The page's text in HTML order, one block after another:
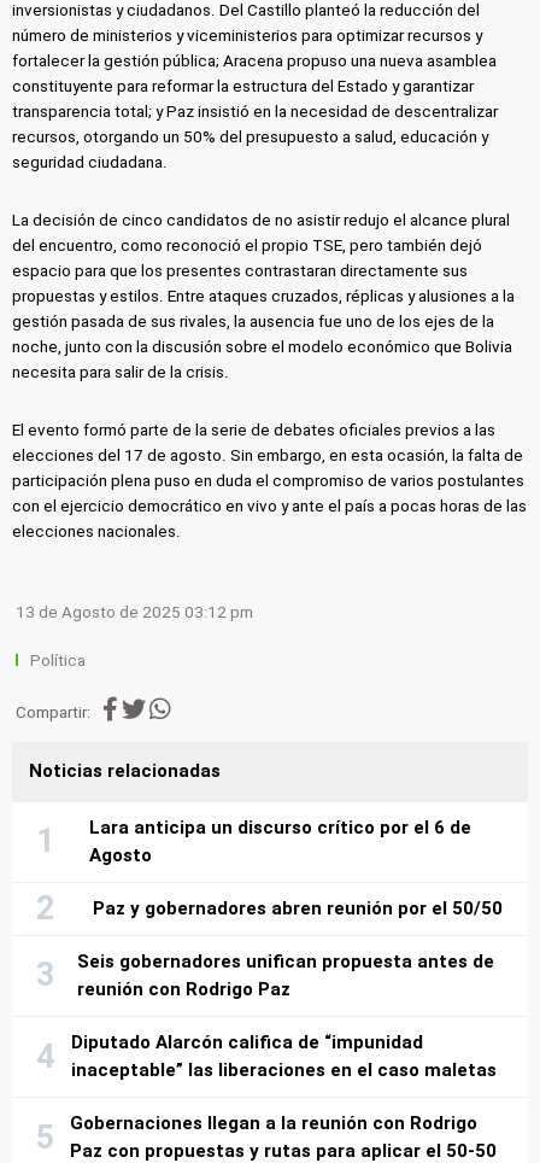
inversionistas y ciudadanos. Del Castillo planteó la reducción del
número de ministerios y viceministerios para optimizar recursos y
fortalecer la gestión pública; Aracena propuso una nueva asamblea
constituyente para reformar la estructura del Estado y garantizar
transparencia total; y Paz insistió en la necesidad de descentralizar
recursos, otorgando un 50% del presupuesto a salud, educación y
seguridad ciudadana.
La decisión de cinco candidatos de no asistir redujo el alcance plural
del encuentro, como reconoció el propio TSE, pero también dejó
espacio para que los presentes contrastaran directamente sus
propuestas y estilos. Entre ataques cruzados, réplicas y alusiones a la
gestión pasada de sus rivales, la ausencia fue uno de los ejes de la
noche, junto con la discusión sobre el modelo económico que Bolivia
necesita para salir de la crisis.
El evento formó parte de la serie de debates oficiales previos a las
elecciones del 17 de agosto. Sin embargo, en esta ocasión, la falta de
participación plena puso en duda el compromiso de varios postulantes
con el ejercicio democrático en vivo y ante el país a pocas horas de las
elecciones nacionales.
13 de Agosto de 2025 03:12 pm
Política
Compartir:
Noticias relacionadas
Lara anticipa un discurso crítico por el 6 de
Agosto
Paz y gobernadores abren reunión por el 50/50
Seis gobernadores unifican propuesta antes de
reunión con Rodrigo Paz
Diputado Alarcón califica de “impunidad
inaceptable” las liberaciones en el caso maletas
Gobernaciones llegan a la reunión con Rodrigo
Paz con propuestas y rutas para aplicar el 50-50